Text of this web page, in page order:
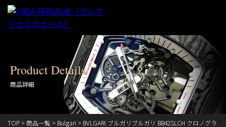
Product Details
商品詳細
TOP >商品一覧 > Bulgari > BVLGARI ブルガリブルガリ BB42SLCH クロノグラ